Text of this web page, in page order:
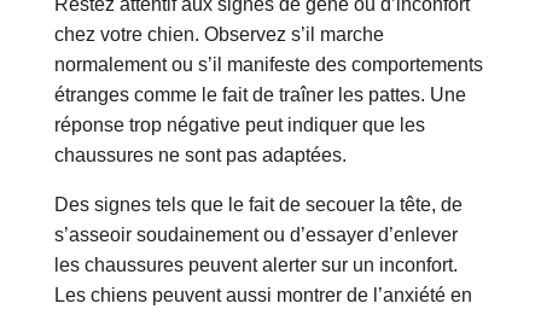
Restez attentif aux signes de gêne ou d’inconfort
chez votre chien. Observez s’il marche
normalement ou s’il manifeste des comportements
étranges comme le fait de traîner les pattes. Une
réponse trop négative peut indiquer que les
chaussures ne sont pas adaptées.
Des signes tels que le fait de secouer la tête, de
s’asseoir soudainement ou d’essayer d’enlever
les chaussures peuvent alerter sur un inconfort.
Les chiens peuvent aussi montrer de l’anxiété en